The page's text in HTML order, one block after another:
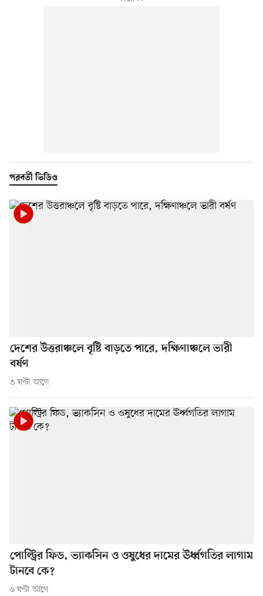
পরবর্তী ভিডিও
দেশের উত্তরাঞ্চলে বৃষ্টি বাড়তে পারে, দক্ষিণাঞ্চলে ভারী
বর্ষণ
৩ ঘণ্টা আগে
পোল্ট্রির ফিড, ভ্যাকসিন ও ওষুধের দামের ঊর্ধ্বগতির লাগাম
টানবে কে?
৬ ঘণ্টা আগে